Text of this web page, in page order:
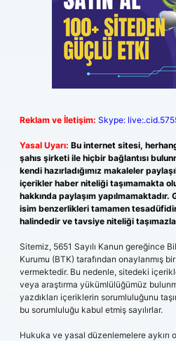
Reklam ve İletişim: Skype:
Yasal Uyarı: Bu internet sitesi,
şahıs şirketi ile hiçbir bağlantısı
kendi hazırladığımız makaleler
içerikler haber niteliği taşımamakta
hakkında paylaşım
isim benzerlikleri tamamen
halindedir ve tavsiye niteliği
Sitemiz, 5651 Sayılı Kanun gereğince
Kurumu (BTK) tarafından onaylanmış
vermektedir. Bu nedenle, sitedeki
veya araştırma yükümlülüğümüz
yazdıkları içeriklerin sorumluluğunu
bu sorumluluğu kabul etmiş sayılırlar.
Hukuka ve yasal düzenlemelere aykırı